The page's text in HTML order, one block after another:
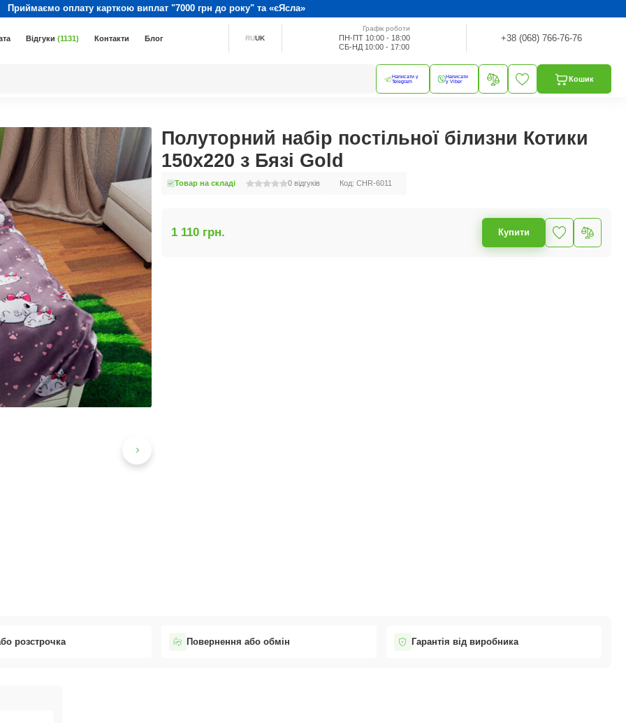
Приймаємо оплату карткою виплат "7000 грн до року" та «єЯсла»
Відгуки(1131) Контакти Блог RUUK
Графік роботи
ПН-ПТ 10:00 - 18:00
СБ-НД 10:00 - 17:00
+38 (068) 766-76-76
Написати у
Telegram
Написати
у Viber
Кошик
Полуторний набір постільної білизни Котики
150x220 з Бязі Gold
Товар на складі 0 відгуків Код: CHR-6011
1 110 грн. Купити
розстрочка Повернення або обмін Гарантія від виробника